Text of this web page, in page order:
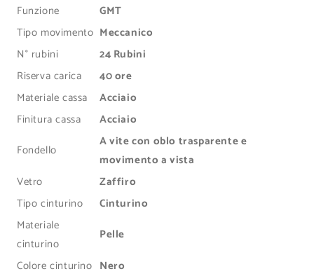
m
b
e
Funzione
GMT
Tipo movimento Meccanico
N° rubini
24 Rubini
Riserva carica
40 ore
Materiale cassa
Acciaio
Finitura cassa
Acciaio
Fondello
A vite con oblo trasparente e
movimento a vista
Vetro
Zaffiro
Tipo cinturino
Cinturino
Materiale
cinturino
Pelle
Colore cinturino Nero